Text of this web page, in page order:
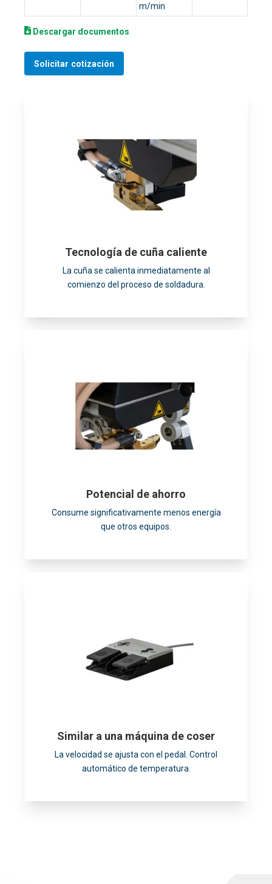
m/min
Descargar documentos
Solicitar cotización
Tecnología de cuña caliente
La cuña se calienta inmediatamente al
comienzo del proceso de soldadura.
Potencial de ahorro
Consume significativamente menos energía
que otros equipos.
Similar a una máquina de coser
La velocidad se ajusta con el pedal. Control
automático de temperatura.